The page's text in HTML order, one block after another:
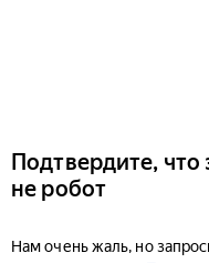
Подтвердите, что
не робот
Нам очень жаль, но